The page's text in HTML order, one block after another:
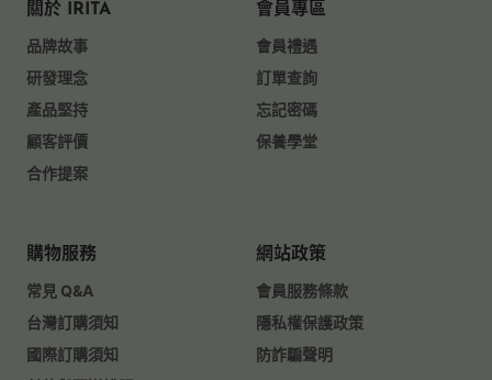
關於 IRITA
品牌故事
研發理念
產品堅持
顧客評價
合作提案
會員專區
會員禮遇
訂單查詢
忘記密碼
保養學堂
購物服務
常見 Q&A
台灣訂購須知
國際訂購須知
網站政策
會員服務條款
隱私權保護政策
防詐騙聲明